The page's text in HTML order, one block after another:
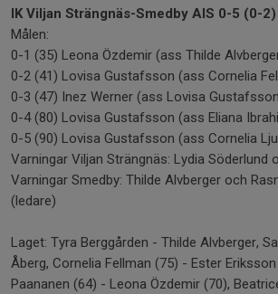
IK Viljan Strängnäs-Smedby AIS 0-5 (0-2)
Målen:
0-1 (35) Leona Özdemir (ass Thilde
0-2 (41) Lovisa Gustafsson (ass Cornelia
0-3 (47) Inez Werner (ass Lovisa
0-4 (80) Lovisa Gustafsson (ass Eliana
0-5 (90) Lovisa Gustafsson (ass Cornelia
Varningar Viljan Strängnäs: Lydia Söderlund
Varningar Smedby: Thilde Alvberger och
(ledare)
Laget: Tyra Berggården - Thilde Alvberger,
Åberg, Cornelia Fellman (75) - Ester
Paananen (64) - Leona Özdemir (70),